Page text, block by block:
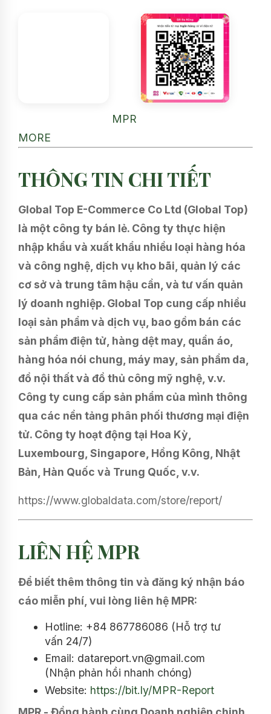
MPR
MORE
THÔNG TIN CHI TIẾT
Global Top E-Commerce Co Ltd (Global Top)
là một công ty bán lẻ. Công ty thực hiện
nhập khẩu và xuất khẩu nhiều loại hàng hóa
và công nghệ, dịch vụ kho bãi, quản lý các
cơ sở và trung tâm hậu cần, và tư vấn quản
lý doanh nghiệp. Global Top cung cấp nhiều
loại sản phẩm và dịch vụ, bao gồm bán các
sản phẩm điện tử, hàng dệt may, quần áo,
hàng hóa nói chung, máy may, sản phẩm da,
đồ nội thất và đồ thủ công mỹ nghệ, v.v.
Công ty cung cấp sản phẩm của mình thông
qua các nền tảng phân phối thương mại điện
tử. Công ty hoạt động tại Hoa Kỳ,
Luxembourg, Singapore, Hồng Kông, Nhật
Bản, Hàn Quốc và Trung Quốc, v.v.
https://www.globaldata.com/store/report/
LIÊN HỆ MPR
Để biết thêm thông tin và đăng ký nhận báo
cáo miễn phí, vui lòng liên hệ MPR:
Hotline: +84 867786086 (Hỗ trợ tư
vấn 24/7)
Email: datareport.vn@gmail.com
(Nhận phản hồi nhanh chóng)
Website: https://bit.ly/MPR-Report